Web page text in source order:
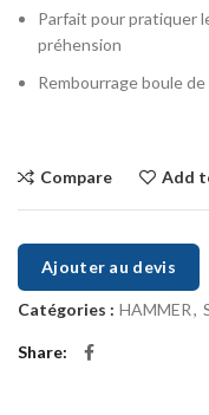
Parfait pour pratiquer
préhension
Rembourrage boule de
Compare Add
Ajouter au devis
Catégories : HAMMER,
Share